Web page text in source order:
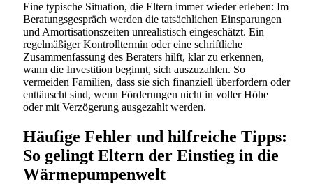
Eine typische Situation, die Eltern immer wieder erleben: Im
Beratungsgespräch werden die tatsächlichen Einsparungen
und Amortisationszeiten unrealistisch eingeschätzt. Ein
regelmäßiger Kontrolltermin oder eine schriftliche
Zusammenfassung des Beraters hilft, klar zu erkennen,
wann die Investition beginnt, sich auszuzahlen. So
vermeiden Familien, dass sie sich finanziell überfordern oder
enttäuscht sind, wenn Förderungen nicht in voller Höhe
oder mit Verzögerung ausgezahlt werden.
Häufige Fehler und hilfreiche Tipps:
So gelingt Eltern der Einstieg in die
Wärmepumpenwelt